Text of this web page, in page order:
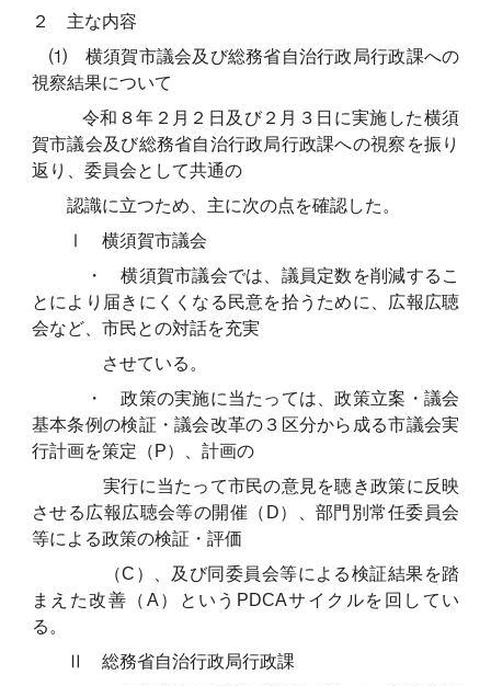
２ 主な内容
⑴ 横須賀市議会及び総務省自治行政局行政課への
視察結果について
令和８年２月２日及び２月３日に実施した横須
賀市議会及び総務省自治行政局行政課への視察を振り
返り、委員会として共通の
認識に立つため、主に次の点を確認した。
Ⅰ 横須賀市議会
・ 横須賀市議会では、議員定数を削減するこ
とにより届きにくくなる民意を拾うために、広報広聴
会など、市民との対話を充実
させている。
・ 政策の実施に当たっては、政策立案・議会
基本条例の検証・議会改革の３区分から成る市議会実
行計画を策定（P）、計画の
実行に当たって市民の意見を聴き政策に反映
させる広報広聴会等の開催（D）、部門別常任委員会
等による政策の検証・評価
（C）、及び同委員会等による検証結果を踏
まえた改善（A）というPDCAサイクルを回してい
る。
Ⅱ 総務省自治行政局行政課